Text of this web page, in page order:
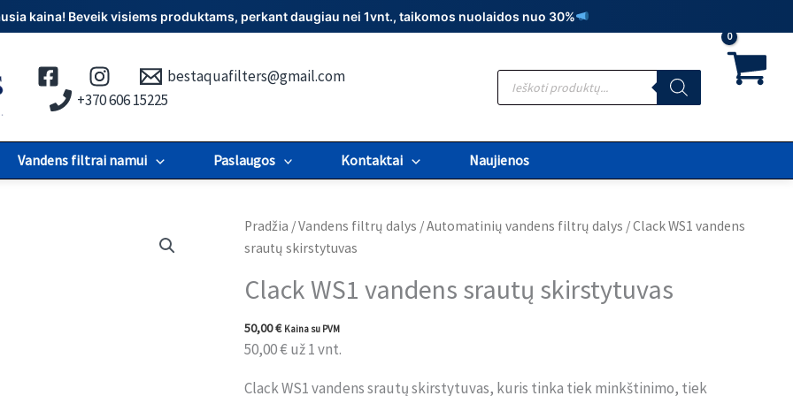
kaina! Beveik visiems produktams, perkant daugiau nei 1vnt., taikomos nuolaidos nuo 30%
bestaquafilters@gmail.com
+370 606 15225
Products
search
Vandens filtrai namui Paslaugos Kontaktai Naujienos
Pradžia /Vandens filtrų dalys /Automatinių vandens filtrų dalys / Clack WS1 vandens
srautų skirstytuvas
Clack WS1 vandens srautų skirstytuvas
50,00€ Kaina su PVM
50,00€už 1 vnt.
Clack WS1 vandens srautų skirstytuvas, kuris tinka tiek minkštinimo, tiek
produkto
kiekis:
WS1
vandens
srautų